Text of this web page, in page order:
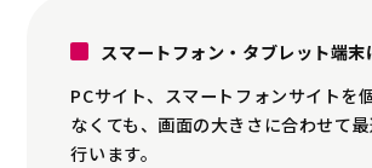
スマートフォン・タブレット端末
PCサイト、スマートフォンサイトを
なくても、画面の大きさに合わせて
行います。